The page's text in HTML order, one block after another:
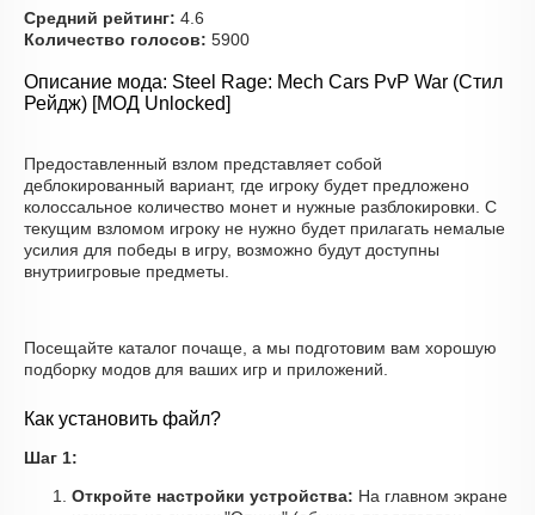
Средний рейтинг: 4.6
Количество голосов: 5900
Описание мода: Steel Rage: Mech Cars PvP War (Стил
Рейдж) [МОД Unlocked]
Предоставленный взлом представляет собой
деблокированный вариант, где игроку будет предложено
колоссальное количество монет и нужные разблокировки. С
текущим взломом игроку не нужно будет прилагать немалые
усилия для победы в игру, возможно будут доступны
внутриигровые предметы.
Посещайте каталог почаще, а мы подготовим вам хорошую
подборку модов для ваших игр и приложений.
Как установить файл?
Шаг 1:
Откройте настройки устройства: На главном экране